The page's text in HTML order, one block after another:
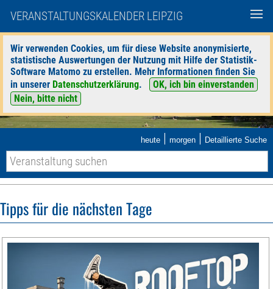
VERANSTALTUNGSKALENDER LEIPZIG
Wir verwenden Cookies, um für diese Website anonymisierte,
statistische Auswertungen der Nutzung mit Hilfe der Statistik-
Software Matomo zu erstellen. Mehr Informationen finden Sie
in unserer Datenschutzerklärung.
OK, ich bin einverstanden
Nein, bitte nicht
heute | morgen | Detaillierte Suche
Tipps für die nächsten Tage